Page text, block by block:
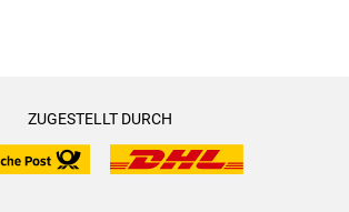
ZUGESTELLT DURCH